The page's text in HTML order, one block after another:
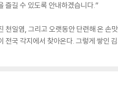
즐길 수 있도록 안내하겠습니다.”
일염, 그리고 오랫동안 단련해 온 손
전국 각지에서 찾아온다. 그렇게 쌓인